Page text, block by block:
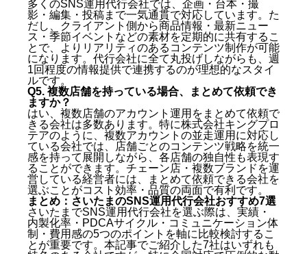
多くのSNS運用代行会社では、企画・台本・撮
影・編集・投稿まで一気通貫で対応しています。た
だし、クライアント側から商品情報・最新ニュー
ス・季節イベントなどの素材を定期的に共有するこ
とで、よりリアリティのあるコンテンツ制作が可能
になります。代行会社に全て丸投げしながらも、週
1回程度の情報提供で連携するのが理想的なスタイ
ルです。
Q5. 複数店舗を持っている場合、まとめて依頼でき
ますか？
はい、複数店舗のアカウント運用をまとめて依頼で
きる会社は多数あります。特に株式会社キングプロ
テアのように、複数アカウントの並走運用に対応し
ている会社では、店舗ごとのコンテンツ戦略を統一
感を持って展開しながら、各店舗の独自性も表現す
ることができます。チェーン店・複数ブランドを運
営している経営者には、まとめて依頼できる会社を
選ぶことがコスト効率・品質の両面で有利です。
まとめ：さいたまのSNS運用代行会社おすすめ7選
さいたまでSNS運用代行会社を選ぶ際は、実績・
内製化率・PDCAサイクル・コミュニケーション体
制・費用感の5つのポイントを軸に比較検討するこ
とが重要です。本記事でご紹介した7社はいずれも